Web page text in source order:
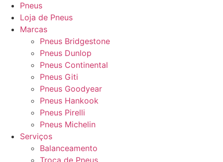
Pneus
Loja de Pneus
Marcas
Pneus Bridgestone
Pneus Dunlop
Pneus Continental
Pneus Giti
Pneus Goodyear
Pneus Hankook
Pneus Pirelli
Pneus Michelin
Serviços
Balanceamento